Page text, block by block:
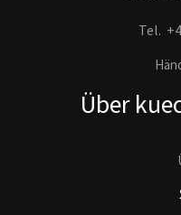
Tel.
Über